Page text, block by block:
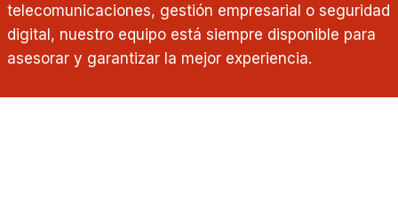
telecomunicaciones, gestión empresarial o seguridad
digital, nuestro equipo está siempre disponible para
asesorar y garantizar la mejor experiencia.